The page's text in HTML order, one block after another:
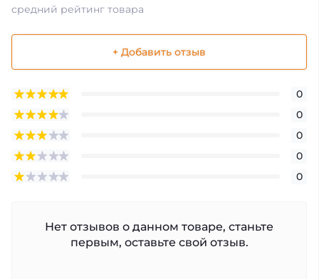
средний рейтинг товара
+ Добавить отзыв
0
0
0
0
0
Нет отзывов о данном товаре, станьте
первым, оставьте свой отзыв.